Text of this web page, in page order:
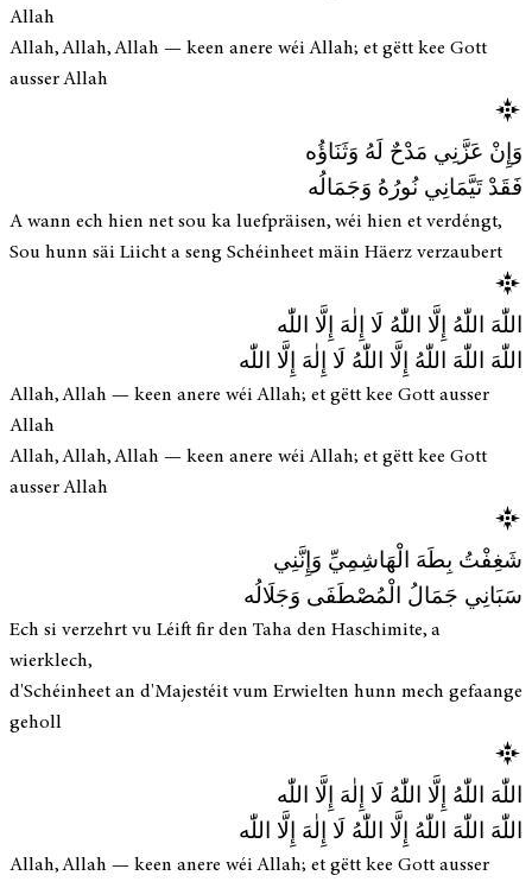
Allah
Allah, Allah, Allah — keen anere wéi Allah; et gëtt kee Gott
ausser Allah
وَإِنْ عَزَّنِي مَدْحٌ لَهُ وَثَنَاؤُه
فَقَدْ تَيَّمَانِي نُورُهُ وَجَمَالُه
A wann ech hien net sou ka luefpräisen, wéi hien et verdéngt,
Sou hunn säi Liicht a seng Schéinheet mäin Häerz verzaubert
اللّٰهَ اللّٰهُ إِلَّا اللّٰهُ لَا إِلٰهَ إِلَّا اللّٰه
اللّٰهَ اللّٰهَ اللّٰهُ إِلَّا اللّٰهُ لَا إِلٰهَ إِلَّا اللّٰه
Allah, Allah — keen anere wéi Allah; et gëtt kee Gott ausser
Allah
Allah, Allah, Allah — keen anere wéi Allah; et gëtt kee Gott
ausser Allah
شَغِفْتُ بِطَهَ الْهَاشِمِيِّ وَإِنَّنِي
سَبَانِي جَمَالُ الْمُصْطَفَى وَجَلَالُه
Ech si verzehrt vu Léift fir den Taha den Haschimite, a
wierklech,
d'Schéinheet an d'Majestéit vum Erwielten hunn mech gefaange
geholl
اللّٰهَ اللّٰهُ إِلَّا اللّٰهُ لَا إِلٰهَ إِلَّا اللّٰه
اللّٰهَ اللّٰهَ اللّٰهُ إِلَّا اللّٰهُ لَا إِلٰهَ إِلَّا اللّٰه
Allah, Allah — keen anere wéi Allah; et gëtt kee Gott ausser